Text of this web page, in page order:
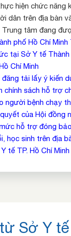
hiện chức năng
dân trên địa bàn
Trung tâm đang
phố Hồ Chí
tại Sở Y tế Thành
Chí Minh
tải lấy ý kiến
chính sách hỗ trợ
người bệnh chạy
của Hội đồng
hỗ trợ đóng
học sinh trên địa
tế TP. Hồ Chí Minh
Sở Y tế